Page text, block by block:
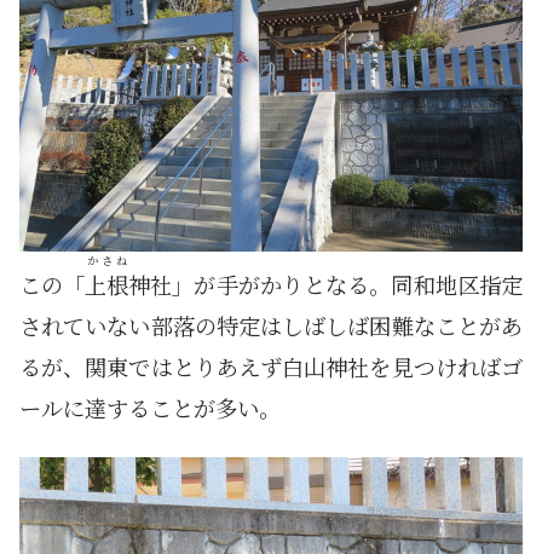
この「 上根
かさね
神社」が手がかりとなる。同和地区指定
されていない部落の特定はしばしば困難なことがあ
るが、関東ではとりあえず白山神社を見つければゴ
ールに達することが多い。